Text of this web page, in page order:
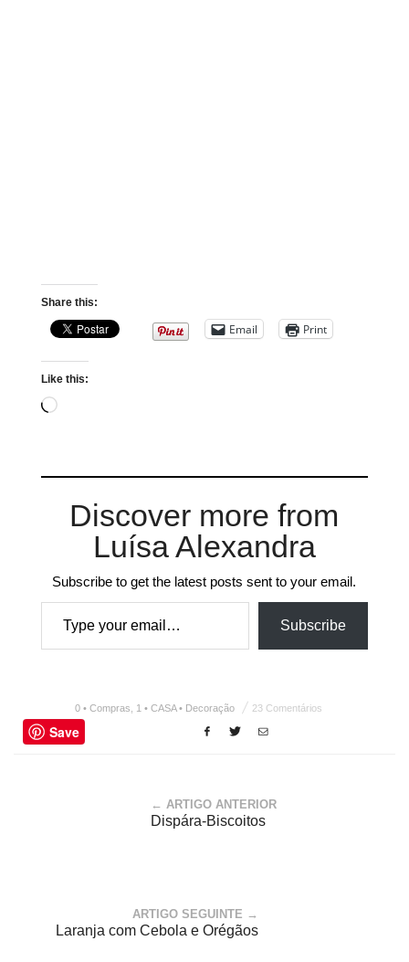
Share this:
Email Print
Like this:
Loading…
Discover more from
Luísa Alexandra
Subscribe to get the latest posts sent to your email.
Type your email…
Subscribe
0 • Compras 1 • CASA • Decoração 23 Comentários
Save
← ARTIGO ANTERIOR
Dispára-Biscoitos
ARTIGO SEGUINTE →
Laranja com Cebola e Orégãos